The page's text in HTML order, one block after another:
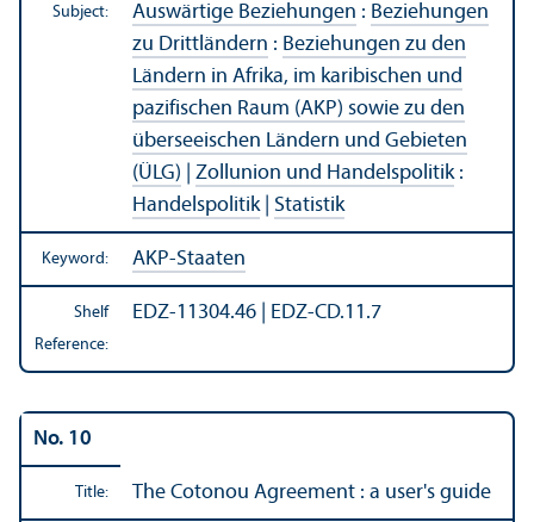
Subject: Auswärtige Beziehungen : Beziehungen
zu Drittländern : Beziehungen zu den
Ländern in Afrika, im karibischen und
pazifischen Raum (AKP) sowie zu den
überseeischen Ländern und Gebieten
(ÜLG)
Zollunion und Handelspolitik:
Handelspolitik| Statistik
Keyword: AKP-Staaten
Shelf
Reference:
EDZ-11304.46 | EDZ-CD.11.7
No. 10
Title: The Cotonou Agreement : a user's guide